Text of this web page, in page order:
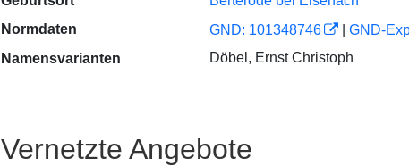
Normdaten
GND: 101348746 GND-
Namensvarianten
Döbel, Ernst Christoph
Vernetzte Angebote